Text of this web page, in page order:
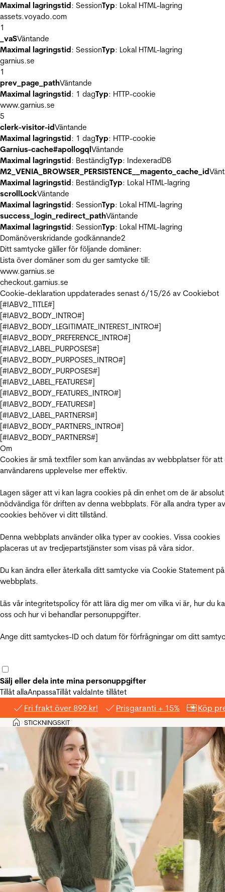
Maximal lagringstid: SessionTyp: Lokal HTML-lagring
assets.voyado.com
1
_vaSVäntande
Maximal lagringstid: SessionTyp: Lokal HTML-lagring
garnius.se
1
prev_page_pathVäntande
Maximal lagringstid: 1 dagTyp: HTTP-cookie
www.garnius.se
5
clerk-visitor-idVäntande
Maximal lagringstid: 1 dagTyp: HTTP-cookie
Garnius-cache#apollogqlVäntande
Maximal lagringstid: BeständigTyp: IndexeradDB
M2_VENIA_BROWSER_PERSISTENCE__magento_cache_id
Maximal lagringstid: BeständigTyp: Lokal HTML-lagring
scrollLockVäntande
Maximal lagringstid: SessionTyp: Lokal HTML-lagring
success_login_redirect_pathVäntande
Maximal lagringstid: SessionTyp: Lokal HTML-lagring
Domänöverskridande godkännande2
Ditt samtycke gäller för följande domäner:
Lista över domäner som du ger samtycke till:
www.garnius.se
checkout.garnius.se
Cookie-deklaration uppdaterades senast 6/15/26 av Cookiebot
[#IABV2_TITLE#]
[#IABV2_BODY_INTRO#]
[#IABV2_BODY_LEGITIMATE_INTEREST_INTRO#]
[#IABV2_BODY_PREFERENCE_INTRO#]
[#IABV2_LABEL_PURPOSES#]
[#IABV2_BODY_PURPOSES_INTRO#]
[#IABV2_BODY_PURPOSES#]
[#IABV2_LABEL_FEATURES#]
[#IABV2_BODY_FEATURES_INTRO#]
[#IABV2_BODY_FEATURES#]
[#IABV2_LABEL_PARTNERS#]
[#IABV2_BODY_PARTNERS_INTRO#]
[#IABV2_BODY_PARTNERS#]
Om
Cookies är små textfiler som kan användas av webbplatser för att
användarens upplevelse mer effektiv.
Lagen säger att vi kan lagra cookies på din enhet om de är absolut
nödvändiga för driften av denna webbplats. För alla andra typer av
cookies behöver vi ditt tillstånd.
Denna webbplats använder olika typer av cookies. Vissa cookies
placeras ut av tredjepartstjänster som visas på våra sidor.
Du kan ändra eller återkalla ditt samtycke via Cookie Statement
webbplats.
Läs vår integritetspolicy för att lära dig mer om vilka vi är, hur du
oss och hur vi behandlar personuppgifter.
Ange ditt samtyckes-ID och datum för förfrågningar om ditt
Sälj eller dela inte mina personuppgifter
Tillåt allaAnpassaTillåt valdaInte tillåtet
Fri frakt över 899 kr! Prisgaranti + 15% Köp
Hem
>STICKNINGSKIT